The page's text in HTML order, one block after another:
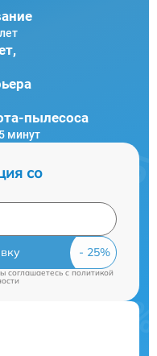
пылесоса
минут
со
соглашаетесь c политикой